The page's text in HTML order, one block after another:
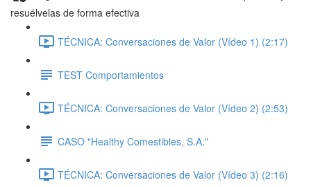
resuélvelas de forma efectiva
TÉCNICA: Conversaciones de Valor (Vídeo 1) (2:17)
TEST Comportamientos
TÉCNICA: Conversaciones de Valor (Vídeo 2) (2:53)
CASO "Healthy Comestibles, S.A."
TÉCNICA: Conversaciones de Valor (Vídeo 3) (2:16)